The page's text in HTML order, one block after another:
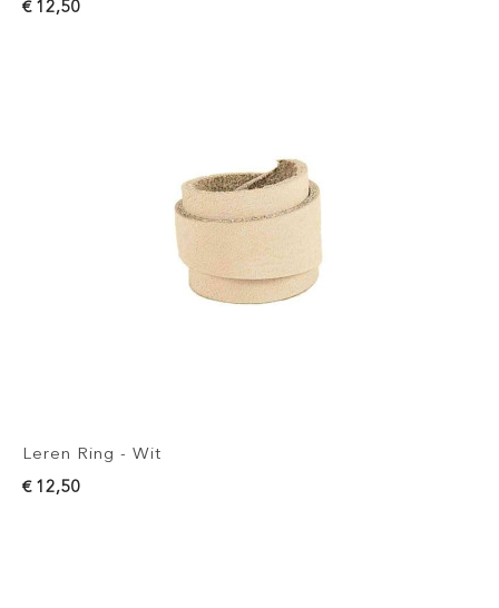
€ 12,50
Leren Ring - Wit
€ 12,50